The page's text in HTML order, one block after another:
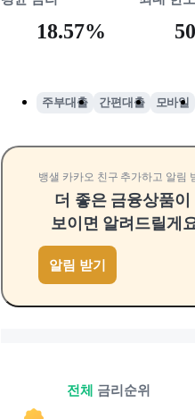
18.57%
주부대출 간편대출 모바일
뱅샐 카카오 친구 추가하고 알림
더 좋은 금융상품이
보이면 알려드릴게
알림 받기
전체 금리순위